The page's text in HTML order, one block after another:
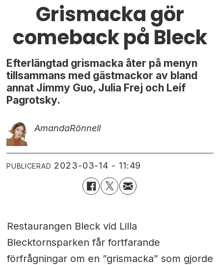
Grismacka gör
comeback på Bleck
Efterlängtad grismacka åter på menyn
tillsammans med gästmackor av bland
annat Jimmy Guo, Julia Frej och Leif
Pagrotsky.
AmandaRönnell
PUBLICERAD 2023-03-14 - 11:49
Restaurangen Bleck vid Lilla
Blecktornsparken får fortfarande
förfrågningar om en ”grismacka” som gjorde